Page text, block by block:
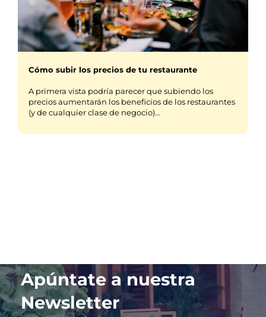
Cómo subir los precios de tu restaurante
A primera vista podría parecer que subiendo los
precios aumentarán los beneficios de los restaurantes
(y de cualquier clase de negocio)…
Apúntate a nuestra
Newsletter